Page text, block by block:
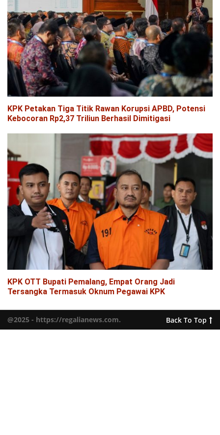
KPK Petakan Tiga Titik Rawan Korupsi APBD, Potensi
Kebocoran Rp2,37 Triliun Berhasil Dimitigasi
KPK OTT Bupati Pemalang, Empat Orang Jadi
Tersangka Termasuk Oknum Pegawai KPK
@2025 - https://regalianews.com. Back To Top